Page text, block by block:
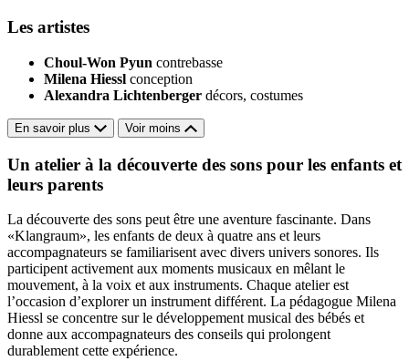
Les artistes
Choul-Won Pyun contrebasse
Milena Hiessl conception
Alexandra Lichtenberger décors, costumes
En savoir plus Voir moins
Un atelier à la découverte des sons pour les enfants et
leurs parents
La découverte des sons peut être une aventure fascinante. Dans
«Klangraum», les enfants de deux à quatre ans et leurs
accompagnateurs se familiarisent avec divers univers sonores. Ils
participent activement aux moments musicaux en mêlant le
mouvement, à la voix et aux instruments. Chaque atelier est
l’occasion d’explorer un instrument différent. La pédagogue Milena
Hiessl se concentre sur le développement musical des bébés et
donne aux accompagnateurs des conseils qui prolongent
durablement cette expérience.